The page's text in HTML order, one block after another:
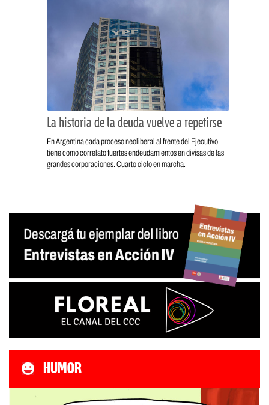
La historia de la deuda vuelve a repetirse
En Argentina cada proceso neoliberal al frente del Ejecutivo
tiene como correlato fuertes endeudamientos en divisas de las
grandes corporaciones. Cuarto ciclo en marcha.
HUMOR